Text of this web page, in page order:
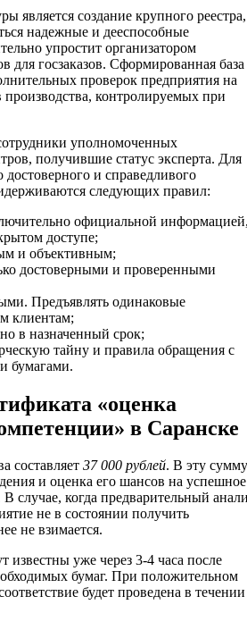
является создание крупного реестра,
надежные и дееспособные
упростит организатором
для госзаказов. Сформированная база
проверок предприятия на
контролируемых при
уполномоченных
получившие статус эксперта. Для
и справедливого
следующих правил:
официальной
доступе;
и объективным;
достоверными и проверенными
Предъявлять одинаковые
клиентам;
в назначенный срок;
тайну и правила обращения с
бумагами.
«оценка
в Саранске
составляет 37 000 рублей. В эту сумму
и оценка его шансов на успешное
случае, когда предварительный
не в состоянии получить
не взимается.
известны уже через 3-4 часа после
бумаг. При положительном
будет проведена в течении